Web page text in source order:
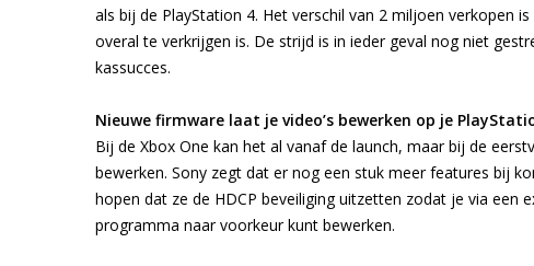
als bij de PlayStation 4. Het verschil van 2 miljoen verkopen
overal te verkrijgen is. De strijd is in ieder geval nog niet
kassucces.
Nieuwe firmware laat je video’s bewerken op je
Bij de Xbox One kan het al vanaf de launch, maar bij de
bewerken. Sony zegt dat er nog een stuk meer features bij
hopen dat ze de HDCP beveiliging uitzetten zodat je via een
programma naar voorkeur kunt bewerken.